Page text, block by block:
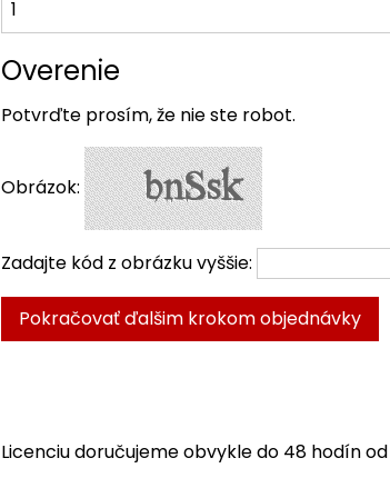
Overenie
Potvrďte prosím, že nie ste robot.
Obrázok:
Zadajte kód z obrázku vyššie:
Licenciu doručujeme obvykle do 48 hodín